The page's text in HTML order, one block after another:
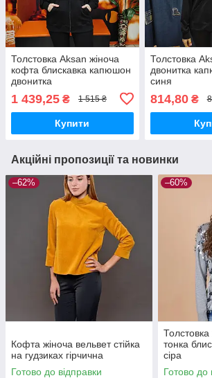
Толстовка Aksan жіноча
кофта блискавка капюшон
двонитка
1 439,25 ₴ 1 515 ₴
Купити
Толстовка
двонитка
синя
814,80₴
Акційні пропозиції та новинки
–62%
Кофта жіноча вельвет стійка
на гудзиках гірчична
Готово до відправки
–60%
Толстовка
тонка
сіра
Готово до